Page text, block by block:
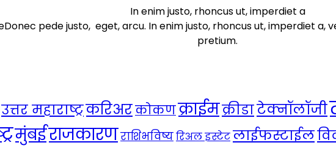
In enim justo, rhoncus ut, imperdiet a
pede justo, eget, arcu. In enim justo, rhoncus ut, imperdiet a,
pretium.
उत्तर महाराष्ट्रकरिअरकोकणक्राईमक्रीडाटेक्नॉलॉजी
मुंबईराजकारणराशिभविष्यरिअल इस्टेटलाईफस्टाईल